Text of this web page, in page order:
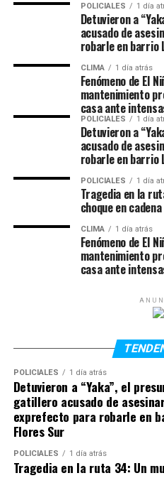
El accidente ocurrió el jueves
cuando un micro turístico
pasajeros chocó contra
volcando en una ruta del
autoridades locales
“catastrófica” y
además de la víctima fatal
Serena había sido
médico luego del impacto,
debido a la gravedad de las
Valentina continúa
evoluciona favorablemente.
La joven era oriunda de
vida marcada por los viajes.
italiana, desde 2020 residía
rubro hotelero y
emprendimiento vinculado
había recorrido distintos
POLICIALES 1 día
Detuvieron a
acusado de
robarle en barrio
CLIMA 1 día atrás
Fenómeno de El
mantenimiento
casa ante
POLICIALES 1 día
Detuvieron a
acusado de
robarle en barrio
POLICIALES 1 día
Tragedia en la
choque en
CLIMA 1 día atrás
Fenómeno de El
mantenimiento
casa ante
POLICIALES 1 día atrás
Detuvieron a “Yaka”, el
gatillero acusado de
exprefecto para robarle en
Flores Sur
POLICIALES 1 día atrás
Tragedia en la ruta 34: Un